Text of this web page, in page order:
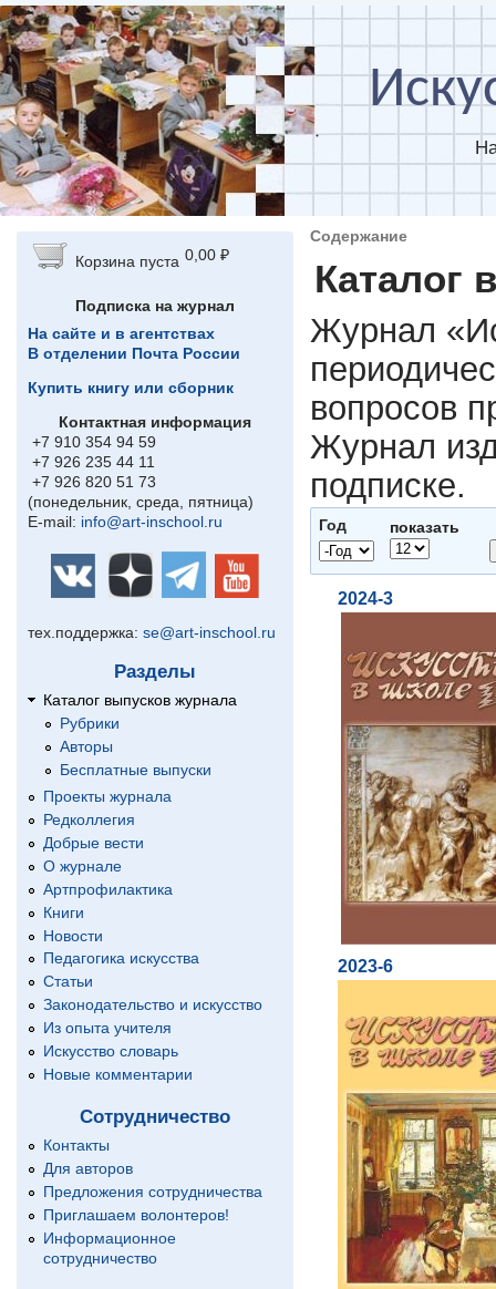
Перейти к основному содержанию
Корзина пуста 0,00 ₽
Подписка на журнал
На сайте и в агентствах
В отделении Почта России
Купить книгу или сборник
Контактная информация
+7 910 354 94 59
+7 926 235 44 11
+7 926 820 51 73
(понедельник, среда, пятница)
E-mail: info@art-inschool.ru
тех.поддержка: se@art-inschool.ru
Разделы
Каталог выпусков журнала
Рубрики
Авторы
Бесплатные выпуски
Проекты журнала
Редколлегия
Добрые вести
О журнале
Артпрофилактика
Книги
Новости
Педагогика искусства
Статьи
Законодательство и искусство
Из опыта учителя
Искусство словарь
Новые комментарии
Сотрудничество
Контакты
Для авторов
Предложения сотрудничества
Приглашаем волонтеров!
Информационное
сотрудничество
Содержание
Каталог
Журнал
вопросов
Журнал
подписке.
Год
Год
Год
показать
2024-3
2023-6